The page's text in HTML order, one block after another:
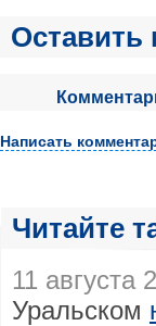
Оставить
Написать
Читайте
11 августа
Уральском